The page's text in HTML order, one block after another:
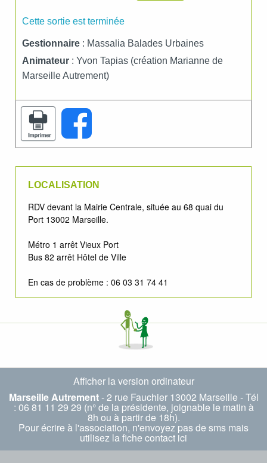
Cette sortie est terminée
Gestionnaire : Massalia Balades Urbaines
Animateur : Yvon Tapias (création Marianne de
Marseille Autrement)
LOCALISATION
RDV devant la Mairie Centrale, située au 68 quai du
Port 13002 Marseille.
Métro 1 arrêt Vieux Port
Bus 82 arrêt Hôtel de Ville
En cas de problème : 06 03 31 74 41
Afficher la version ordinateur
Marseille Autrement- 2 rue Fauchier 13002 Marseille - Tél
: 06 81 11 29 29 (n° de la présidente, joignable le matin à
8h ou à partir de 18h).
Pour écrire à l'association, n'envoyez pas de sms mais
utilisez la fiche contact ici